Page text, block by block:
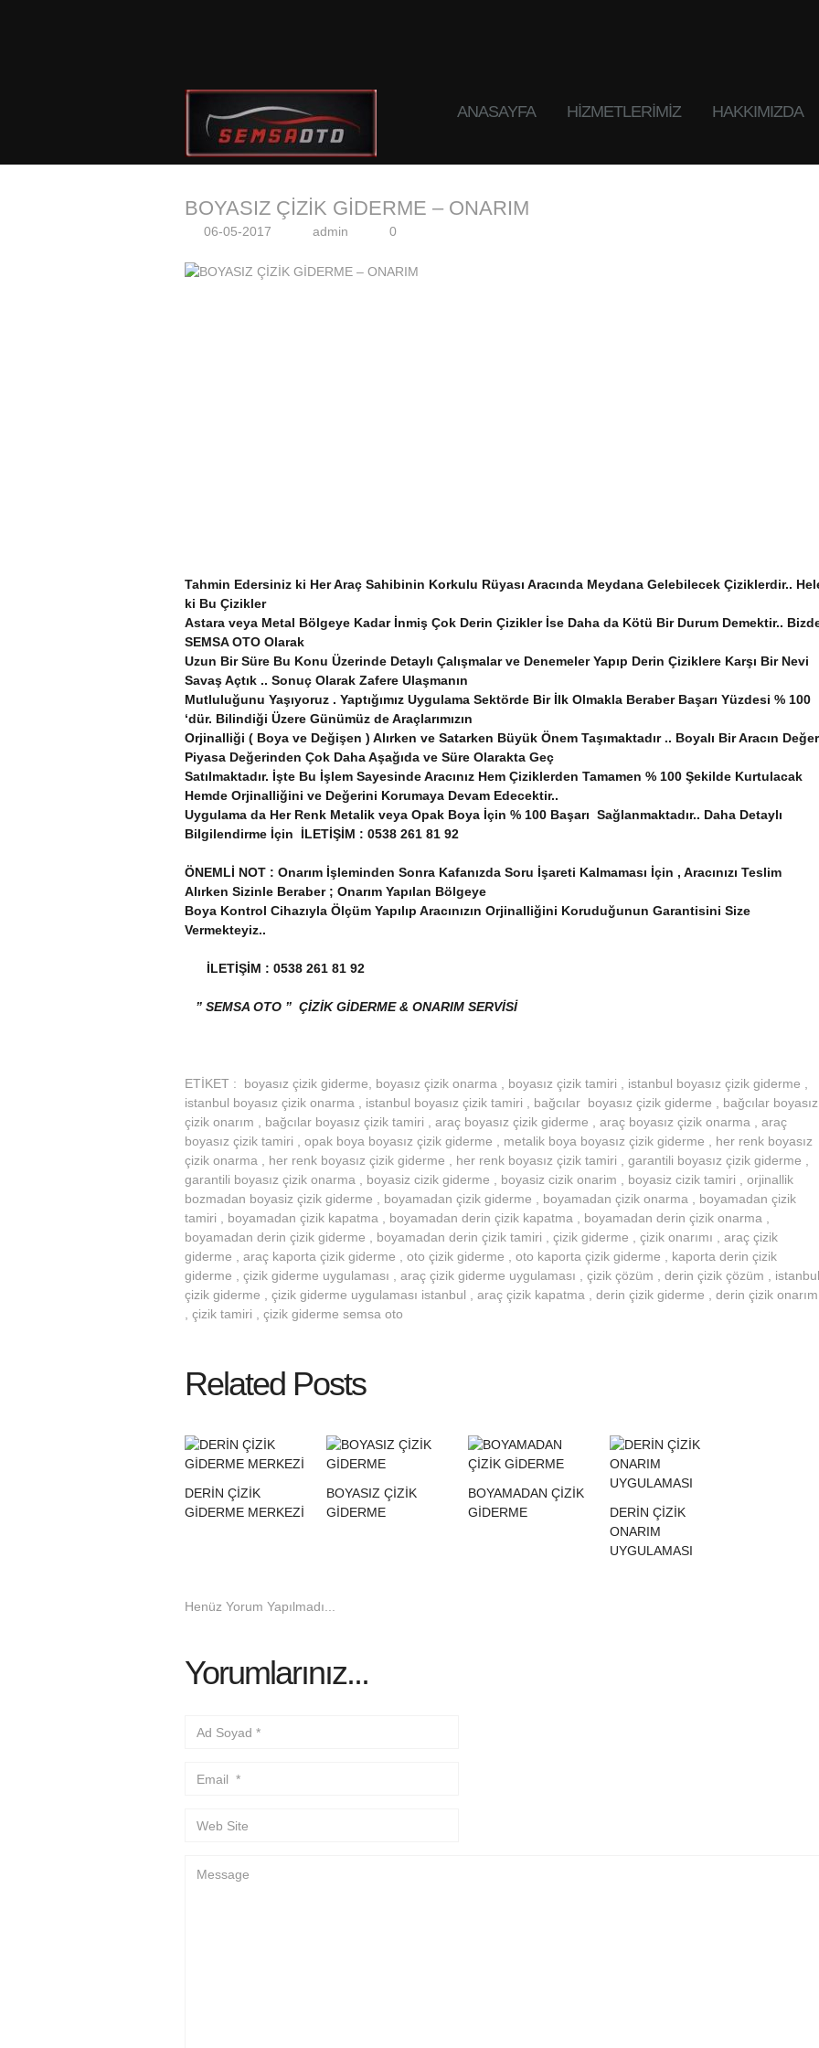
ANASAYFA HIZMETLERIMIZ HAKKIMIZDA
BOYASIZ ÇİZİK GİDERME – ONARIM
06-05-2017 admin 0
Tahmin Edersiniz ki Her Araç Sahibinin Korkulu Rüyası Aracında Meydana Gelebilecek Çiziklerdir..
ki Bu Çizikler
Astara veya Metal Bölgeye Kadar İnmiş Çok Derin Çizikler İse Daha da Kötü Bir Durum Demektir..
SEMSA OTO Olarak
Uzun Bir Süre Bu Konu Üzerinde Detaylı Çalışmalar ve Denemeler Yapıp Derin Çiziklere Karşı Bir Nevi
Savaş Açtık .. Sonuç Olarak Zafere Ulaşmanın
Mutluluğunu Yaşıyoruz . Yaptığımız Uygulama Sektörde Bir İlk Olmakla Beraber Başarı Yüzdesi % 100
‘dür. Bilindiği Üzere Günümüz de Araçlarımızın
Orjinalliği ( Boya ve Değişen ) Alırken ve Satarken Büyük Önem Taşımaktadır .. Boyalı Bir Aracın
Piyasa Değerinden Çok Daha Aşağıda ve Süre Olarakta Geç
Satılmaktadır. İşte Bu İşlem Sayesinde Aracınız Hem Çiziklerden Tamamen % 100 Şekilde Kurtulacak
Hemde Orjinalliğini ve Değerini Korumaya Devam Edecektir..
Uygulama da Her Renk Metalik veya Opak Boya İçin % 100 Başarı Sağlanmaktadır.. Daha Detaylı
Bilgilendirme İçin İLETİŞİM : 0538 261 81 92
ÖNEMLİ NOT : Onarım İşleminden Sonra Kafanızda Soru İşareti Kalmaması İçin , Aracınızı Teslim
Alırken Sizinle Beraber ; Onarım Yapılan Bölgeye
Boya Kontrol Cihazıyla Ölçüm Yapılıp Aracınızın Orjinalliğini Koruduğunun Garantisini Size
Vermekteyiz..
İLETİŞİM : 0538 261 81 92
” SEMSA OTO ” ÇİZİK GİDERME & ONARIM SERVİSİ
ETİKET : boyasız çizik giderme, boyasız çizik onarma , boyasız çizik tamiri , istanbul boyasız çizik giderme ,
istanbul boyasız çizik onarma , istanbul boyasız çizik tamiri , bağcılar boyasız çizik giderme , bağcılar boyasız
çizik onarım , bağcılar boyasız çizik tamiri , araç boyasız çizik giderme , araç boyasız çizik onarma , araç
boyasız çizik tamiri , opak boya boyasız çizik giderme , metalik boya boyasız çizik giderme , her renk boyasız
çizik onarma , her renk boyasız çizik giderme , her renk boyasız çizik tamiri , garantili boyasız çizik giderme ,
garantili boyasız çizik onarma , boyasiz cizik giderme , boyasiz cizik onarim , boyasiz cizik tamiri , orjinallik
bozmadan boyasiz çizik giderme , boyamadan çizik giderme , boyamadan çizik onarma , boyamadan çizik
tamiri , boyamadan çizik kapatma , boyamadan derin çizik kapatma , boyamadan derin çizik onarma ,
boyamadan derin çizik giderme , boyamadan derin çizik tamiri , çizik giderme , çizik onarımı , araç çizik
giderme , araç kaporta çizik giderme , oto çizik giderme , oto kaporta çizik giderme , kaporta derin çizik
giderme , çizik giderme uygulaması , araç çizik giderme uygulaması , çizik çözüm , derin çizik çözüm , istanbul
çizik giderme , çizik giderme uygulaması istanbul , araç çizik kapatma , derin çizik giderme , derin çizik
, çizik tamiri , çizik giderme semsa oto
Related Posts
DERİN ÇİZİK
GİDERME MERKEZİ
BOYASIZ ÇİZİK
GİDERME
BOYAMADAN ÇİZİK
GİDERME
DERIN ÇIZIK
ONARIM
UYGULAMASI
Henüz Yorum Yapılmadı...
Yorumlarınız...